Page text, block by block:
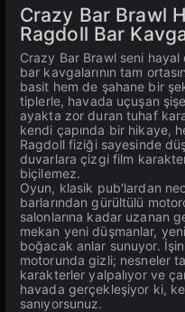
Crazy Bar Brawl
Ragdoll Bar
Crazy Bar Brawl seni
bar kavgalarının tam
basit hem de şahane bir
tiplerle, havada uçuşan
ayakta zor duran tuhaf
kendi çapında bir hikaye,
Ragdoll fiziği sayesinde
duvarlara çizgi film
biçilemez.
Oyun, klasik pub'lardan
barlarından gürültülü
salonlarına kadar uzanan
mekan yeni düşmanlar,
boğacak anlar sunuyor.
motorunda gizli; nesneler
karakterler yalpalıyor ve
havada gerçekleşiyor ki,
sanıyorsunuz.